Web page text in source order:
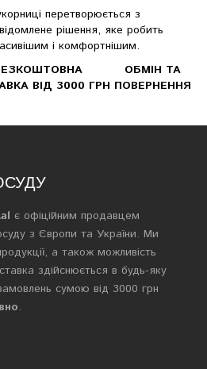
перетворюється з
рішення, яке робить
і комфортнішим.
ВІД 3000 ГРН
ОБМІН ТА
ПОВЕРНЕННЯ
є офіційним продавцем
з Європи та України. Ми
а також можливість
здійснюється в будь-яку
сумою від 3000 грн
.